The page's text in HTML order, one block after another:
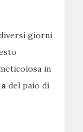
giorni
in
del paio di